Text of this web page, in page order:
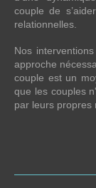
couple de
relationnelles.
Nos
approche
couple est un
que les couples
par leurs propres